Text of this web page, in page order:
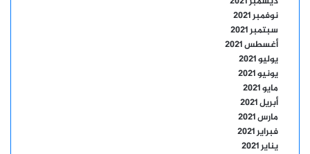
نوفمبر 2021
سبتمبر 2021
أغسطس 2021
يوليو 2021
يونيو 2021
مايو 2021
أبريل 2021
مارس 2021
فبراير 2021
يناير 2021